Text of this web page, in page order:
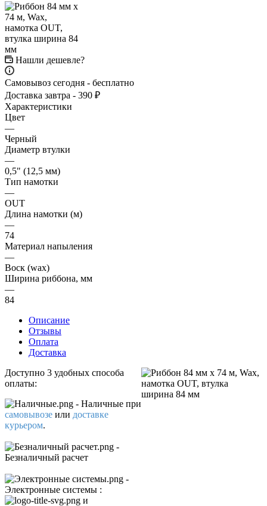
Нашли дешевле?
Самовывоз сегодня - бесплатно
Доставка завтра - 390 ₽
Характеристики
Цвет
—
Черный
Диаметр втулки
—
0,5" (12,5 мм)
Тип намотки
—
OUT
Длина намотки (м)
—
74
Материал напыления
—
Воск (wax)
Ширина риббона, мм
—
84
Описание
Отзывы
Оплата
Доставка
Доступно 3 удобных способа
оплаты:
- Наличные при
самовывозе или доставке
курьером.
-
Безналичный расчет
-
Электронные системы :
и